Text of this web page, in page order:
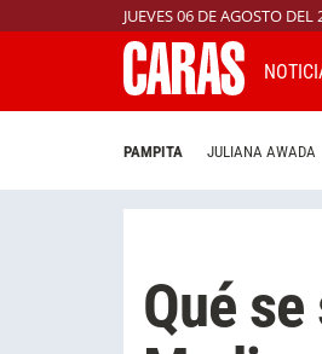
JUEVES 06 DE AGOSTO DEL
PAMPITA JULIANA AWADA
Qué